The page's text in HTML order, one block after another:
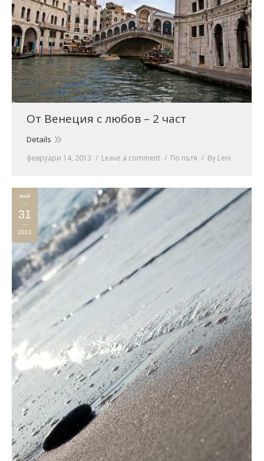
От Венеция с любов – 2 част
Details
февруари 14, 2013 Leave a comment По пътя By Leni
май
31
2013